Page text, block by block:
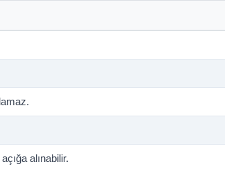
alınabilir.